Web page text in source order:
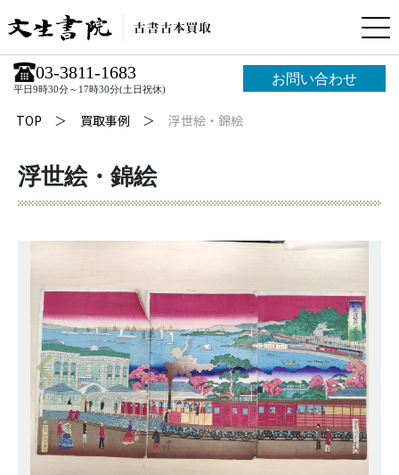
03-3811-1683
平日9時30分～17時30分(土日祝休)
お問い合わせ
TOP 買取事例 浮世絵・錦絵
浮世絵・錦絵